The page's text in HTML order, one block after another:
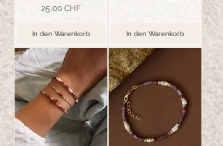
Preis
25,00 CHF
In den Warenkorb In den Warenkorb